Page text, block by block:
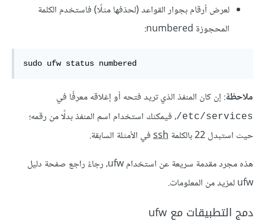
لعرض أرقام بجوار القواعد (لحذفها مثلًا) فاستخدم الكلمة
المحجوزة numbered:
sudo ufw status numbered
ملاحظة: إن كان المنفذ الذي تريد فتحه أو إغلاقه معرفًا في
/etc/services، فيمكنك استخدام اسم المنفذ بدلًا من رقمه؛
حيث استبدل 22 بالكلمة
sshفي الأمثلة السابقة.
هذه مجرد مقدمة سريعة عن استخدام ufw، رجاءً راجع صفحة دليل
ufw لمزيد من المعلومات.
دمج التطبيقات مع ufw